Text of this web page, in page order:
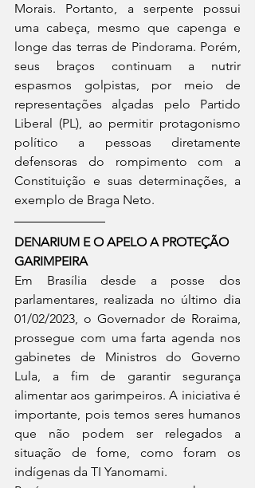
Morais. Portanto, a serpente possui
uma cabeça, mesmo que capenga e
longe das terras de Pindorama. Porém,
seus braços continuam a nutrir
espasmos golpistas, por meio de
representações alçadas pelo Partido
Liberal (PL), ao permitir protagonismo
político a pessoas diretamente
defensoras do rompimento com a
Constituição e suas determinações, a
exemplo de Braga Neto.
DENARIUM E O APELO A PROTEÇÃO
GARIMPEIRA
Em Brasília desde a posse dos
parlamentares, realizada no último dia
01/02/2023, o Governador de Roraima,
prossegue com uma farta agenda nos
gabinetes de Ministros do Governo
Lula, a fim de garantir segurança
alimentar aos garimpeiros. A iniciativa é
importante, pois temos seres humanos
que não podem ser relegados a
situação de fome, como foram os
indígenas da TI Yanomami.